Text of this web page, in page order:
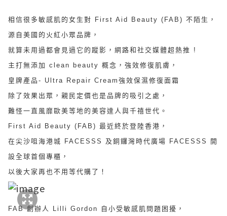
相信很多敏感肌的女生對 First Aid Beauty (FAB) 不陌生，
源自美國的火紅小眾品牌，
就算未用過都會見過它的蹤影，網路和社交媒體超熱推 !
主打無添加 clean beauty 概念，強效修復肌膚，
皇牌產品- Ultra Repair Cream強效保濕修復面霜
除了效果出眾，親民定價也是品牌的吸引之處，
難怪一直風靡歐美等地的美容達人與千禧世代。
First Aid Beauty (FAB) 最近終於登陸香港，
在尖沙咀海港城 FACESSS 及銅鑼灣時代廣場 FACESSS 開
設全球首個專櫃，
以後大家再也不用等代購了！
FAB 創辦人 Lilli Gordon 自小受敏感肌問題困擾，